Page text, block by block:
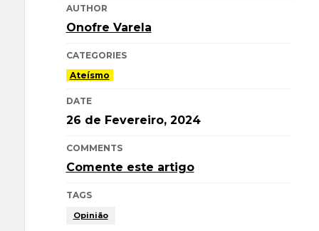
AUTHOR
Onofre Varela
CATEGORIES
Ateísmo
DATE
26 de Fevereiro, 2024
COMMENTS
Comente este artigo
TAGS
Opinião